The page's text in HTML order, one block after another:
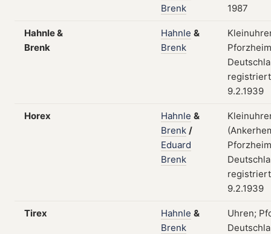
Brenk
1987
Hahnle &
Brenk
Hahnle &
Brenk
9.2.1939
Horex Hahnle &
Brenk /
Eduard
Brenk
9.2.1939
Tirex Hahnle &
Brenk
Uhren;